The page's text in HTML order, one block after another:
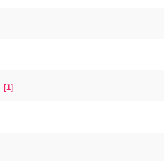
[1]